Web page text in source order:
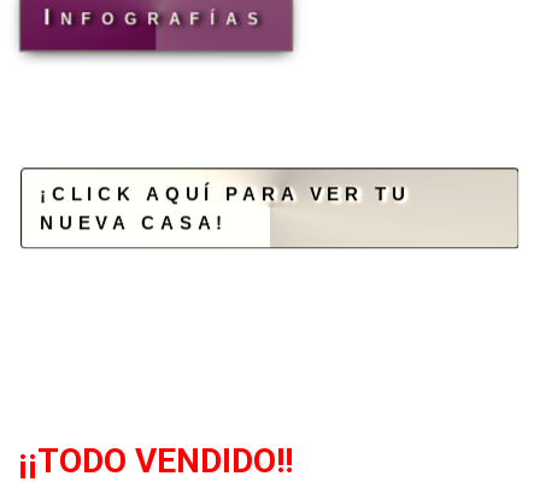
Infografías
¡CLICK AQUÍ PARA VER TU
NUEVA CASA!
¡¡TODO VENDIDO!!